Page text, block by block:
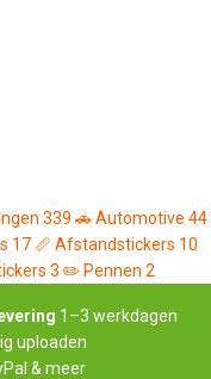
339 🚗Automotive 44
17 📏 Afstandstickers 10
3 ✏️ Pennen 2
1–3 werkdagen
uploaden
& meer